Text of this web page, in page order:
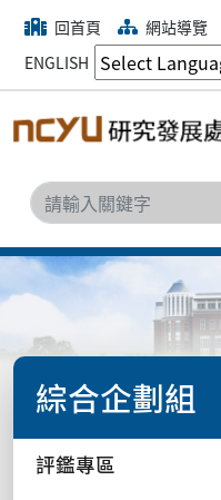
回首頁 網站導覽
ENGLISH
綜合企劃組
評鑑專區